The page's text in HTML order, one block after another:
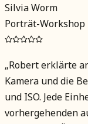
Silvia Worm
Porträt-Workshop
„Robert erklärte
Kamera und die
und ISO. Jede
vorhergehenden